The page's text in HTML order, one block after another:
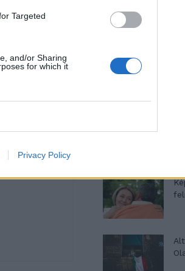
Targeted
and/or Sharing
for which it
Privacy Policy